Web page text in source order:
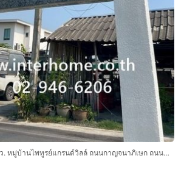
ทาวน์เฮ้าส์ 2 ชั้น 18 ตร.ว. หมู่บ้านไพทูรย์แกรนด์วิลล์ ถนนกาญจนาภิเษก ถนนหมายเลข307 เมืองปทุมธานี ปทุมธานี